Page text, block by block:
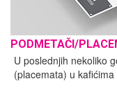
PODMETAČI/
U poslednjih nekoliko
(placemata) u